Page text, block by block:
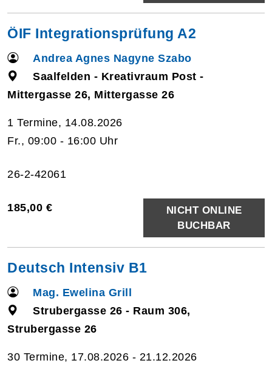
ÖIF Integrationsprüfung A2
Andrea Agnes Nagyne Szabo
Saalfelden - Kreativraum Post -
Mittergasse 26, Mittergasse 26
1 Termine, 14.08.2026
Fr., 09:00 - 16:00 Uhr
26-2-42061
185,00 €
NICHT ONLINE
BUCHBAR
Deutsch Intensiv B1
Mag. Ewelina Grill
Strubergasse 26 - Raum 306,
Strubergasse 26
30 Termine, 17.08.2026 - 21.12.2026